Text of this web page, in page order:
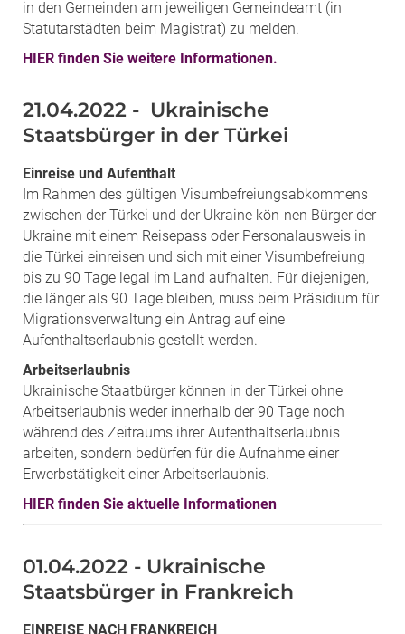
in den Gemeinden am jeweiligen Gemeindeamt (in
Statutarstädten beim Magistrat) zu melden.
HIER finden Sie weitere Informationen.
21.04.2022 - Ukrainische
Staatsbürger in der Türkei
Einreise und Aufenthalt
Im Rahmen des gültigen Visumbefreiungsabkommens
zwischen der Türkei und der Ukraine kön-nen Bürger der
Ukraine mit einem Reisepass oder Personalausweis in
die Türkei einreisen und sich mit einer Visumbefreiung
bis zu 90 Tage legal im Land aufhalten. Für diejenigen,
die länger als 90 Tage bleiben, muss beim Präsidium für
Migrationsverwaltung ein Antrag auf eine
Aufenthaltserlaubnis gestellt werden.
Arbeitserlaubnis
Ukrainische Staatbürger können in der Türkei ohne
Arbeitserlaubnis weder innerhalb der 90 Tage noch
während des Zeitraums ihrer Aufenthaltserlaubnis
arbeiten, sondern bedürfen für die Aufnahme einer
Erwerbstätigkeit einer Arbeitserlaubnis.
HIER finden Sie aktuelle Informationen
01.04.2022 - Ukrainische
Staatsbürger in Frankreich
EINREISE NACH FRANKREICH